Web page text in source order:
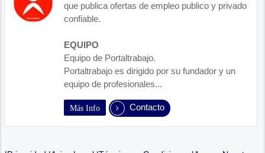
que publica ofertas de empleo publico y privado
confiable.
EQUIPO
Equipo de Portaltrabajo.
Portaltrabajo es dirigido por su fundador y un
equipo de profesionales...
Más Info Contacto